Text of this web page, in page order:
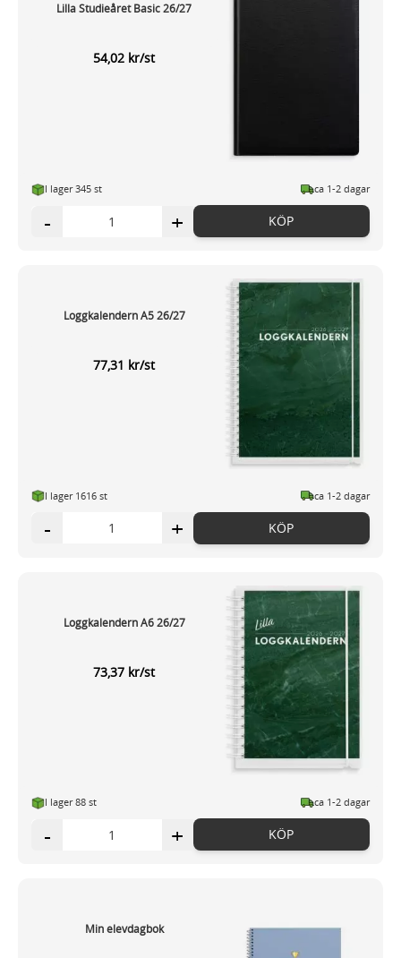
Lilla Studieåret Basic 26/27
54,02 kr/st
I lager 345 st ca 1-2 dagar
- + KÖP
Loggkalendern A5 26/27
77,31 kr/st
I lager 1616 st ca 1-2 dagar
- + KÖP
Loggkalendern A6 26/27
73,37 kr/st
I lager 88 st ca 1-2 dagar
- + KÖP
Min elevdagbok